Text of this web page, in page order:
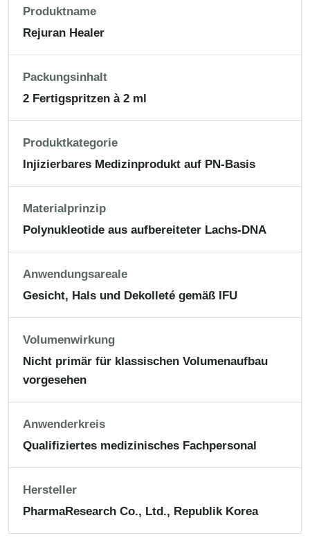
Produktname
Rejuran Healer
Packungsinhalt
2 Fertigspritzen à 2 ml
Produktkategorie
Injizierbares Medizinprodukt auf PN-Basis
Materialprinzip
Polynukleotide aus aufbereiteter Lachs-DNA
Anwendungsareale
Gesicht, Hals und Dekolleté gemäß IFU
Volumenwirkung
Nicht primär für klassischen Volumenaufbau
vorgesehen
Anwenderkreis
Qualifiziertes medizinisches Fachpersonal
Hersteller
PharmaResearch Co., Ltd., Republik Korea